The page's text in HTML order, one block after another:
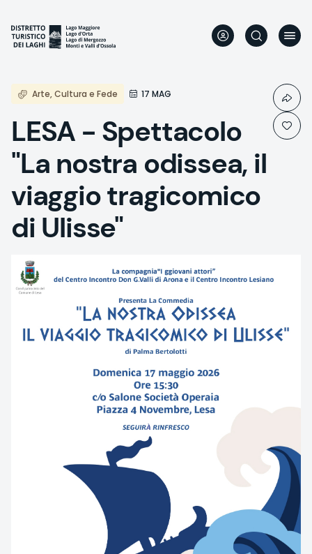
Inhalt
Arte, Cultura e Fede 17 MAG
LESA - Spettacolo
"La nostra odissea, il
viaggio tragicomico
di Ulisse"